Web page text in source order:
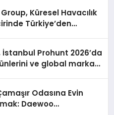
Küresel Havacılık
Türkiye’den
İstanbul Prohunt 2026’da
ve global marka
Odasına Evin
Daewoo